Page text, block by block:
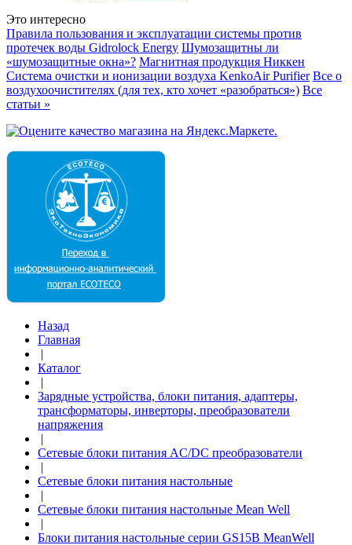
Это интересно
Правила пользования и эксплуатации системы против
протечек воды Gidrolock Energy Шумозащитны ли
«шумозащитные окна»? Магнитная продукция Никкен
Система очистки и ионизации воздуха KenkoAir Purifier Все о
воздухоочистителях (для тех, кто хочет «разобраться») Все
статьи »
Назад
Главная
|
Каталог
|
Зарядные устройства, блоки питания, адаптеры,
трансформаторы, инверторы, преобразователи
напряжения
|
Сетевые блоки питания AC/DC преобразователи
|
Сетевые блоки питания настольные
|
Сетевые блоки питания настольные Mean Well
|
Блоки питания настольные серии GS15B MeanWell